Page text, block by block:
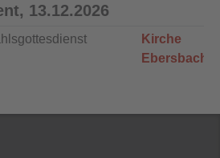
13.12.2026
Kirche
Ebersbach